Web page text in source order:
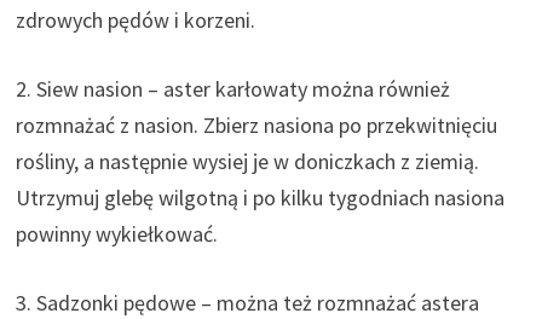
zdrowych pędów i korzeni.
2. Siew nasion – aster karłowaty można również
rozmnażać z nasion. Zbierz nasiona po przekwitnięciu
rośliny, a następnie wysiej je w doniczkach z ziemią.
Utrzymuj glebę wilgotną i po kilku tygodniach nasiona
powinny wykiełkować.
3. Sadzonki pędowe – można też rozmnażać astera